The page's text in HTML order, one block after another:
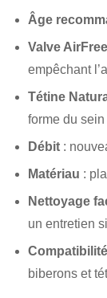
Âge
Valve
empêchant
Tétine
forme du
Débit :
Matériau :
Nettoyage
un entretien
Compatibilité
biberons et